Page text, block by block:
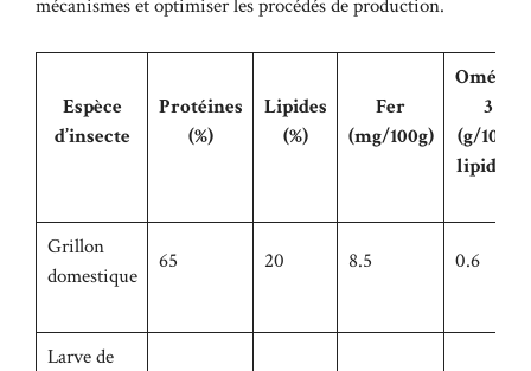
mécanismes et optimiser les procédés de production.
Espèce
d’insecte
Protéines
(%)
Lipides
(%)
Fer
(mg/100g)
Oméga-
3
(g/100g
lipides)
Grillon
domestique
65 20 8.5 0.6
Larve de